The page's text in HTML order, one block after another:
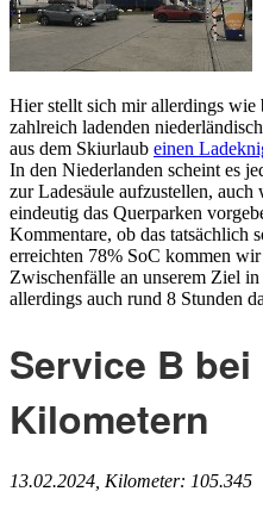
Hier stellt sich mir allerdings wie
zahlreich ladenden
aus dem Skiurlaub einen
In den Niederlanden scheint es
zur Ladesäule aufzustellen,
eindeutig das Querparken
Kommentare, ob das tatsächlich
erreichten 78% SoC kommen
Zwischenfälle an unserem Ziel
allerdings auch rund 8 Stunden
Service B bei
Kilometern
13.02.2024, Kilometer: 105.345